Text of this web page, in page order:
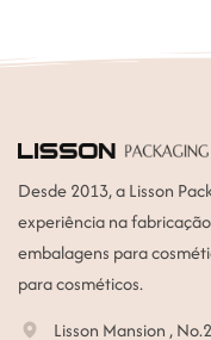
Desde 2013, a Lisson
experiência na
embalagens para
para cosméticos.
Lisson Mansion ,